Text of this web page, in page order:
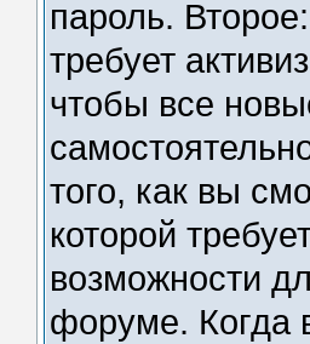
пароль.
требует
чтобы все
того, как вы
которой
возможности
форуме. Когда